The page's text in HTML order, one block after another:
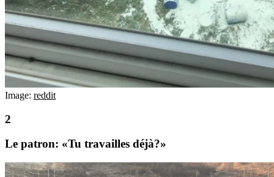
Image: reddit
Le patron: «Tu travailles déjà?»